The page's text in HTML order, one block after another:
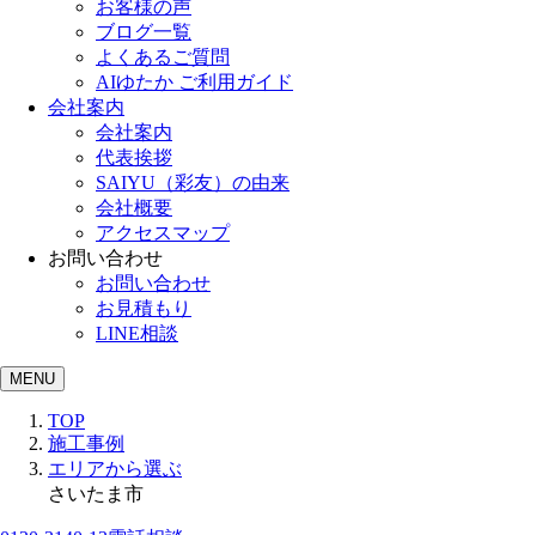
お客様の声
ブログ一覧
よくあるご質問
AIゆたか ご利用ガイド
会社案内
会社案内
代表挨拶
SAIYU（彩友）の由来
会社概要
アクセスマップ
お問い合わせ
お問い合わせ
お見積もり
LINE相談
MENU
TOP
施工事例
エリアから選ぶ
さいたま市